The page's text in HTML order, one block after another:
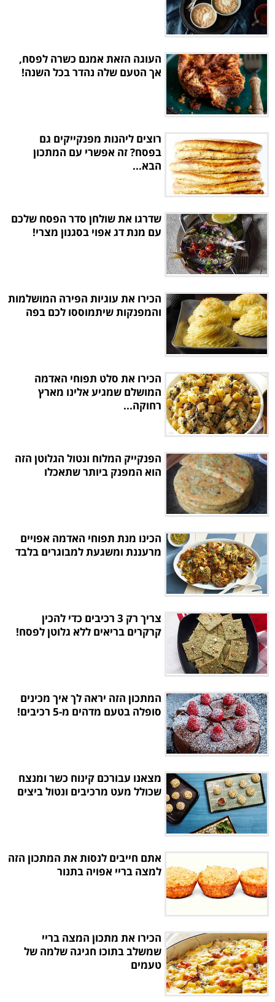
העוגה הזאת אמנם כשרה לפסח,
אך הטעם שלה נהדר בכל השנה!
רוצים ליהנות מפנקייקים גם
בפסח? זה אפשרי עם המתכון
הבא...
שדרגו את שולחן סדר הפסח שלכם
עם מנת דג אפוי בסגנון מצרי!
הכירו את עוגיות הפירה המושלמות
והמפנקות שיתמוססו לכם בפה
הכירו את סלט תפוחי האדמה
המושלם שמגיע אלינו מארץ
רחוקה...
הפנקייק המלוח ונטול הגלוטן הזה
הוא המפנק ביותר שתאכלו
הכינו מנת תפוחי האדמה אפויים
מרעננת ומשגעת למבוגרים בלבד
צריך רק 3 רכיבים כדי להכין
קרקרים בריאים ללא גלוטן לפסח!
המתכון הזה יראה לך איך מכינים
סופלה בטעם מדהים מ-5 רכיבים!
מצאנו עבורכם קינוח כשר ומנצח
שכולל מעט מרכיבים ונטול ביצים
אתם חייבים לנסות את המתכון הזה
למצה בריי אפויה בתנור
הכירו את מתכון המצה בריי
שמשלב בתוכו חגיגה שלמה של
טעמים